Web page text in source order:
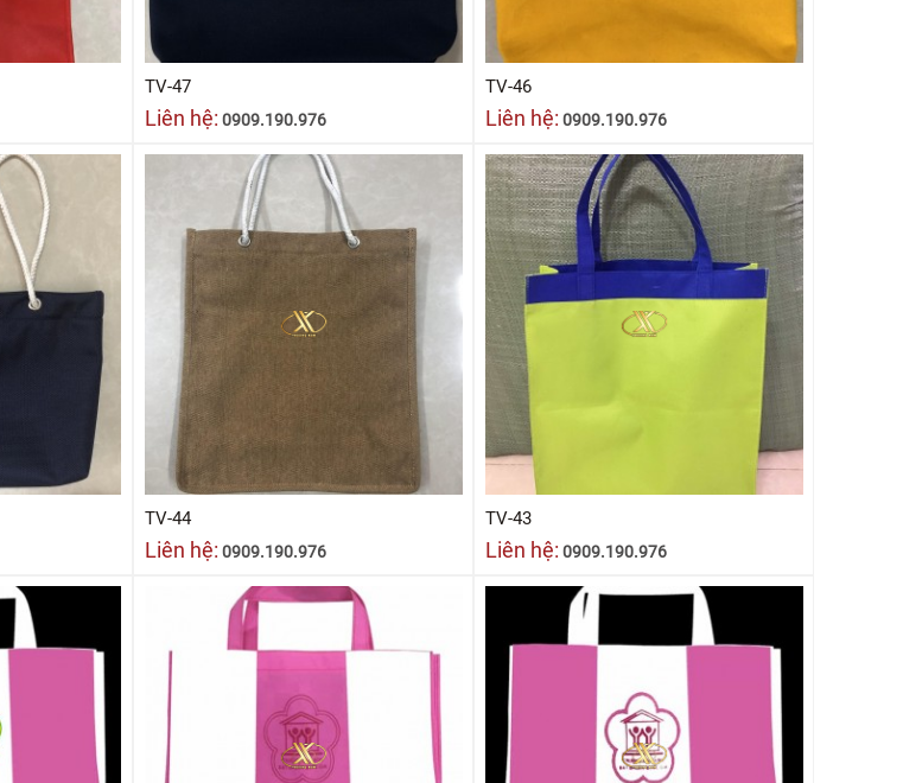
TV-47
Liên hệ: 0909.190.976
TV-46
Liên hệ: 0909.190.976
TV-44
Liên hệ: 0909.190.976
TV-43
Liên hệ: 0909.190.976